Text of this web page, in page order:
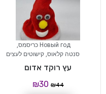
Новый год כריסמס
,
סנטה קלאוס, קישוטים לעצים
עץ רוקד אדום
₪44
₪30